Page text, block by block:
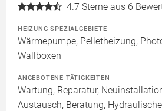
4.7 Sterne aus 6
HEIZUNG SPEZIALGEBIETE
Wärmepumpe, Pelletheizung,
Wallboxen
ANGEBOTENE TÄTIGKEITEN
Wartung, Reparatur,
Austausch, Beratung,